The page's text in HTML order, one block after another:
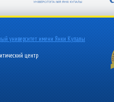
университет имени Янки Купалы
центр